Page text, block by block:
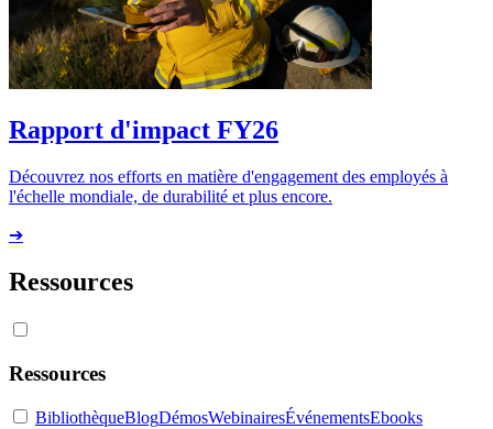
Rapport d'impact FY26
Découvrez nos efforts en matière d'engagement des employés à
l'échelle mondiale, de durabilité et plus encore.
➔
Ressources
Ressources
BibliothèqueBlogDémosWebinairesÉvénementsEbooks